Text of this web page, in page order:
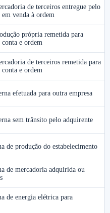
de terceiros entregue pelo
venda à ordem
própria remetida para
e ordem
de terceiros remetida para
e ordem
efetuada para outra empresa
sem trânsito pelo adquirente
de produção do estabelecimento
de mercadoria adquirida ou
de energia elétrica para